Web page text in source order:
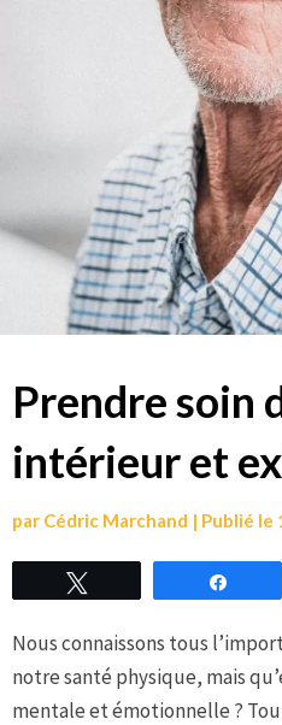
Prendre soin
intérieur et
par Cédric Marchand | Publié le
Nous connaissons tous
notre santé physique, mais
mentale et émotionnelle ?